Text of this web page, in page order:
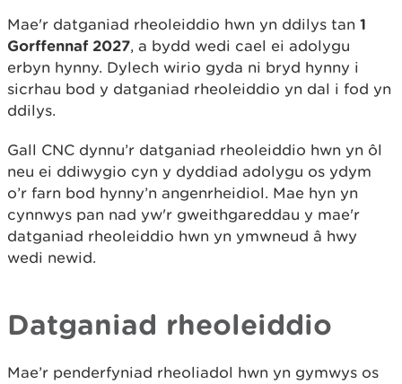
Mae'r datganiad rheoleiddio hwn yn ddilys tan 1
Gorffennaf 2027, a bydd wedi cael ei adolygu
erbyn hynny. Dylech wirio gyda ni bryd hynny i
sicrhau bod y datganiad rheoleiddio yn dal i fod yn
ddilys.
Gall CNC dynnu’r datganiad rheoleiddio hwn yn ôl
neu ei ddiwygio cyn y dyddiad adolygu os ydym
o’r farn bod hynny’n angenrheidiol. Mae hyn yn
cynnwys pan nad yw'r gweithgareddau y mae'r
datganiad rheoleiddio hwn yn ymwneud â hwy
wedi newid.
Datganiad rheoleiddio
Mae’r penderfyniad rheoliadol hwn yn gymwys os